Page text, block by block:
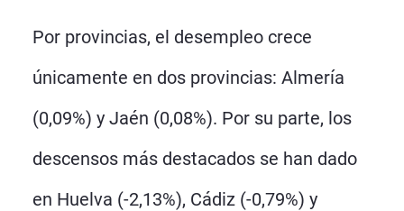
Por provincias, el desempleo crece
únicamente en dos provincias: Almería
(0,09%) y Jaén (0,08%). Por su parte, los
descensos más destacados se han dado
en Huelva (-2,13%), Cádiz (-0,79%) y